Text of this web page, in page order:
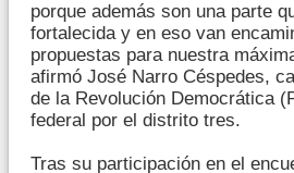
porque además son una parte
fortalecida y en eso van
propuestas para nuestra
afirmó José Narro Céspedes,
de la Revolución Democrática
federal por el distrito tres.
Tras su participación en el